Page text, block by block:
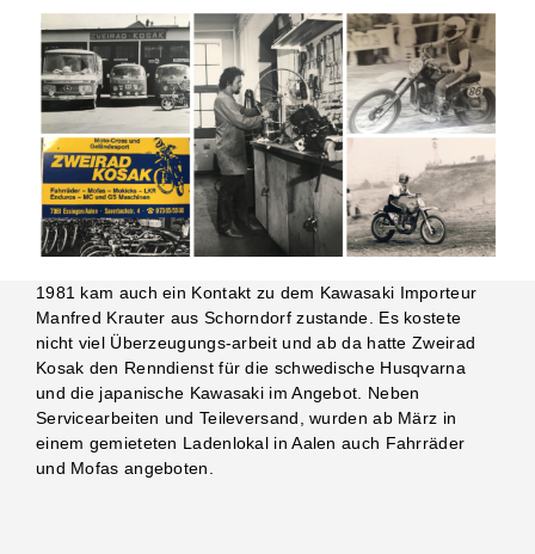
1981 kam auch ein Kontakt zu dem Kawasaki Importeur
Manfred Krauter aus Schorndorf zustande. Es kostete
nicht viel Überzeugungs-arbeit und ab da hatte Zweirad
Kosak den Renndienst für die schwedische Husqvarna
und die japanische Kawasaki im Angebot. Neben
Servicearbeiten und Teileversand, wurden ab März in
einem gemieteten Ladenlokal in Aalen auch Fahrräder
und Mofas angeboten.